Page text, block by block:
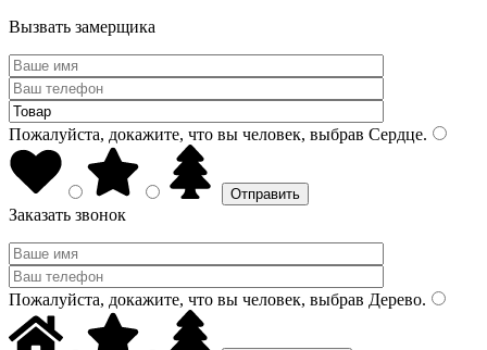
Вызвать замерщика
Пожалуйста, докажите, что вы человек, выбрав Сердце.
Заказать звонок
Пожалуйста, докажите, что вы человек, выбрав Дерево.